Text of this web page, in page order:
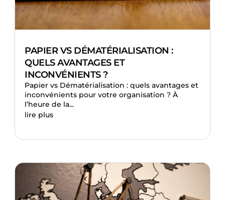
PAPIER VS DÉMATÉRIALISATION :
QUELS AVANTAGES ET
INCONVÉNIENTS ?
Papier vs Dématérialisation : quels avantages et
inconvénients pour votre organisation ? À
l’heure de la...
lire plus